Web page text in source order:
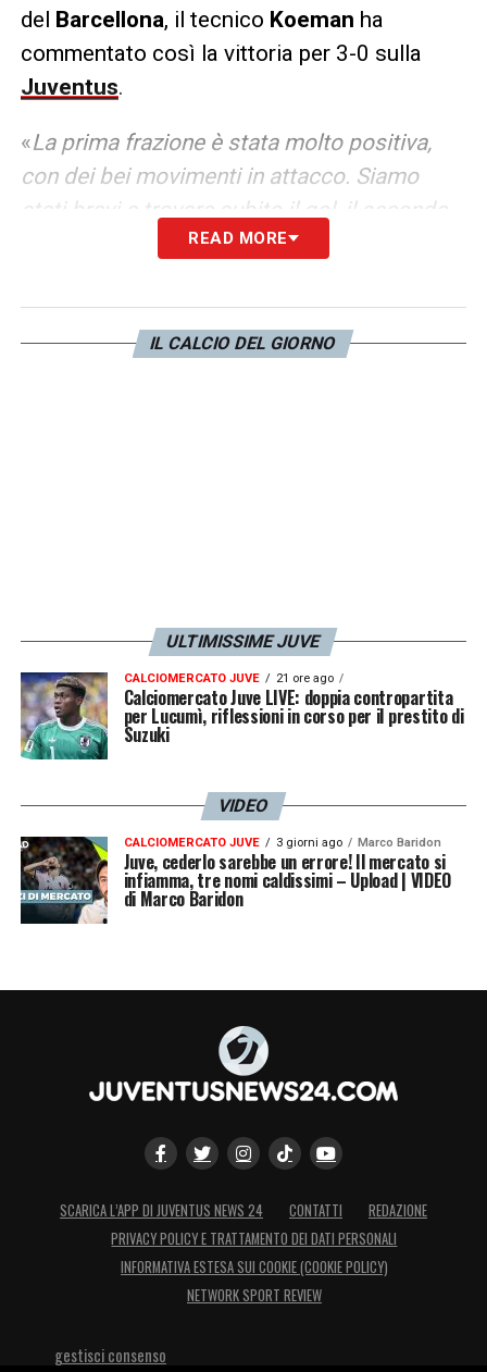
del Barcellona, il tecnico Koeman ha
commentato così la vittoria per 3-0 sulla
Juventus.
«La prima frazione è stata molto positiva,
con dei bei movimenti in attacco. Siamo
stati bravi a trovare subito il gol, il secondo
realizzato da Antoine Griezmann per me non
abbiamo perso palla a centrocampo e
questo è pericoloso per i contropiedi della
READ MORE
IL CALCIO DEL GIORNO
ULTIMISSIME JUVE
CALCIOMERCATO JUVE 21 ore ago
Calciomercato Juve LIVE: doppia contropartita
per Lucumì, riflessioni in corso per il prestito di
Suzuki
VIDEO
CALCIOMERCATO JUVE 3 giorni ago Marco Baridon
Juve, cederlo sarebbe un errore! Il mercato si
infiamma, tre nomi caldissimi – Upload | VIDEO
di Marco Baridon
SCARICA L’APP DI JUVENTUS NEWS 24 CONTATTI
REDAZIONE
PRIVACY POLICY E TRATTAMENTO DEI DATI PERSONALI
INFORMATIVA ESTESA SUI COOKIE (COOKIE POLICY)
NETWORK SPORT REVIEW
gestisci consenso